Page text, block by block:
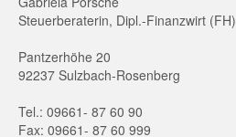
Steuerberaterin, Dipl.-Finanzwirt (FH)
Pantzerhöhe 20
92237 Sulzbach-Rosenberg
Tel.: 09661- 87 60 90
Fax: 09661- 87 60 999